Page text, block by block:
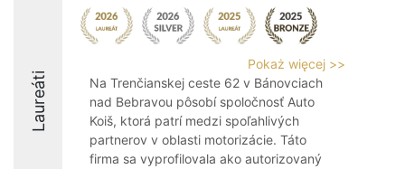
Laureáti
Pokaż więcej >>
Na Trenčianskej ceste 62 v Bánovciach
nad Bebravou pôsobí spoločnosť Auto
Koiš, ktorá patrí medzi spoľahlivých
partnerov v oblasti motorizácie. Táto
firma sa vyprofilovala ako autorizovaný